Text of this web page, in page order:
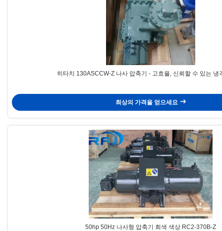
히타치 130ASCCW-Z 나사 압축기 - 고효율, 신뢰할 수 있는 냉
최상의 가격을 얻으세요
50hp 50Hz 나사형 압축기 회색 색상 RC2-370B-Z